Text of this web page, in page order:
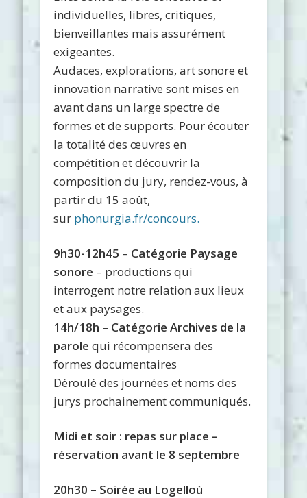
individuelles, libres, critiques,
bienveillantes mais assurément
exigeantes.
Audaces, explorations, art sonore et
innovation narrative sont mises en
avant dans un large spectre de
formes et de supports. Pour écouter
la totalité des œuvres en
compétition et découvrir la
composition du jury, rendez-vous, à
partir du 15 août,
sur phonurgia.fr/concours.
9h30-12h45 – Catégorie Paysage
sonore – productions qui
interrogent notre relation aux lieux
et aux paysages.
14h/18h – Catégorie Archives de la
parole qui récompensera des
formes documentaires
Déroulé des journées et noms des
jurys prochainement communiqués.
Midi et soir : repas sur place –
réservation avant le 8 septembre
20h30 – Soirée au Logelloù